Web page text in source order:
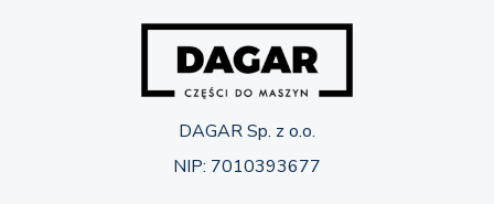
DAGAR Sp. z o.o.
NIP: 7010393677